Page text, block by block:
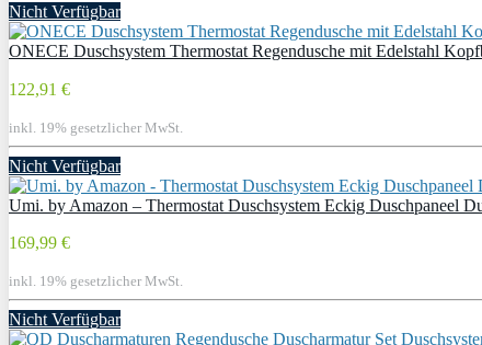
Nicht Verfügbar
ONECE Duschsystem Thermostat Regendusche mit Edelstahl
122,91 €
inkl. 19% gesetzlicher MwSt.
Nicht Verfügbar
Umi. by Amazon – Thermostat Duschsystem Eckig Duschpaneel
169,99 €
inkl. 19% gesetzlicher MwSt.
Nicht Verfügbar